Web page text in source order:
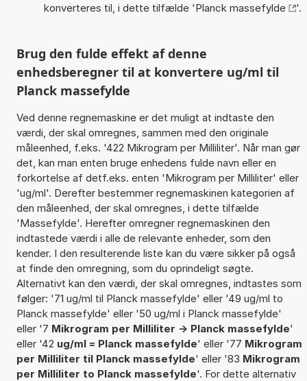
konverteres til, i dette tilfælde 'Planck massefylde '.
Brug den fulde effekt af denne
enhedsberegner til at konvertere ug/ml til
Planck massefylde
Ved denne regnemaskine er det muligt at indtaste den
værdi, der skal omregnes, sammen med den originale
måleenhed, f.eks. '422 Mikrogram per Milliliter'. Når man gør
det, kan man enten bruge enhedens fulde navn eller en
forkortelse af detf.eks. enten 'Mikrogram per Milliliter' eller
'ug/ml'. Derefter bestemmer regnemaskinen kategorien af
den måleenhed, der skal omregnes, i dette tilfælde
'Massefylde'. Herefter omregner regnemaskinen den
indtastede værdi i alle de relevante enheder, som den
kender. I den resulterende liste kan du være sikker på også
at finde den omregning, som du oprindeligt søgte.
Alternativt kan den værdi, der skal omregnes, indtastes som
følger: '71 ug/ml til Planck massefylde' eller '49 ug/ml to
Planck massefylde' eller '50 ug/ml i Planck massefylde'
eller '7 Mikrogram per Milliliter -> Planck massefylde'
eller '42 ug/ml = Planck massefylde' eller '77 Mikrogram
per Milliliter til Planck massefylde' eller '83 Mikrogram
per Milliliter to Planck massefylde'. For dette alternativ